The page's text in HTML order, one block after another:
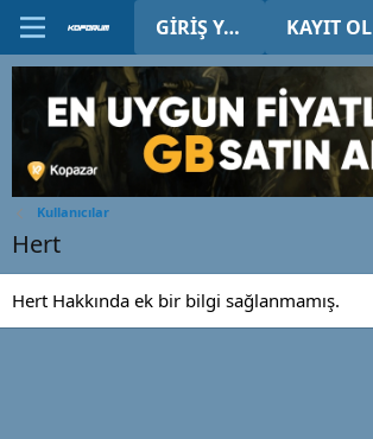
GIRIŞ YAP KAYIT OL
Kullanıcılar
Hert
Hert Hakkında ek bir bilgi sağlanmamış.